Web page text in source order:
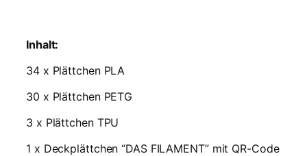
Inhalt:
34 x Plättchen PLA
30 x Plättchen PETG
3 x Plättchen TPU
1 x Deckplättchen “DAS FILAMENT” mit QR-Code